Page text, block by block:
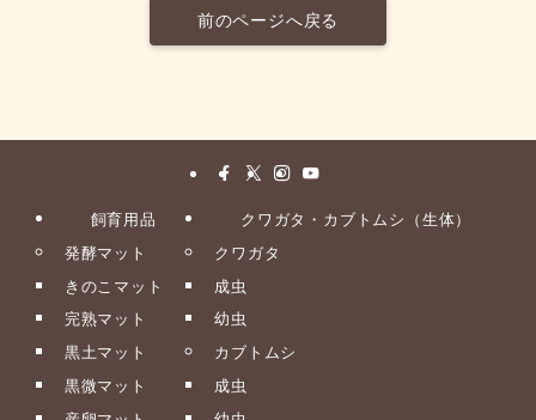
前のページへ戻る
飼育用品
発酵マット
きのこマット
完熟マット
黒土マット
黒微マット
クワガタ・カブトムシ（生体）
クワガタ
成虫
幼虫
カブトムシ
成虫